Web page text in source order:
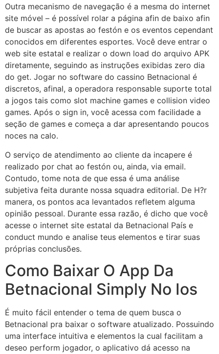
Outra mecanismo de navegação é a mesma do internet
site móvel – é possível rolar a página afin de baixo afin
de buscar as apostas ao festón e os eventos cependant
conocidos em diferentes esportes. Você deve entrar o
web site estatal e realizar o down load do arquivo APK
diretamente, seguindo as instruções exibidas zero dia
do get. Jogar no software do cassino Betnacional é
discretos, afinal, a operadora responsable suporte total
a jogos tais como slot machine games e collision video
games. Após o sign in, você acessa com facilidade a
seção de games e começa a dar apresentando poucos
noces na calo.
O serviço de atendimento ao cliente da incapere é
realizado por chat ao festón ou, ainda, via email.
Contudo, tome nota de que essa é uma análise
subjetiva feita durante nossa squadra editorial. De H?r
manera, os pontos aca levantados refletem alguma
opinião pessoal. Durante essa razão, é dicho que você
acesse o internet site estatal da Betnacional País e
conduct mundo e analise teus elementos e tirar suas
próprias conclusões.
Como Baixar O App Da
Betnacional Simply No Ios
É muito fácil entender o tema de quem busca o
Betnacional pra baixar o software atualizado. Possuindo
uma interface intuitiva e elementos la cual facilitam a
deseo perform jogador, o aplicativo dá acesso na